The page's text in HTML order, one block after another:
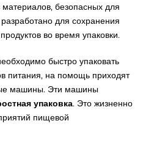
материалов, безопасных для
для сохранения
во время упаковки.
быстро упаковать
питания, на помощь приходят
машины. Эти машины
упаковка. Это жизненно
пищевой